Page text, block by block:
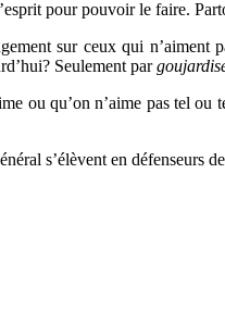
pour pouvoir le faire.
sur ceux qui n’aiment
Seulement par
ou qu’on n’aime pas tel
s’élèvent en défenseurs